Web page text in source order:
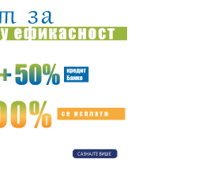
energetskim sistemom u regionu
Filipovića: Vlast prešla na svakodnevno
dolaze gosti?
u Beogradu